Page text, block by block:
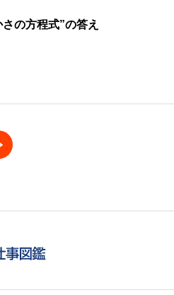
の方程式”の答え